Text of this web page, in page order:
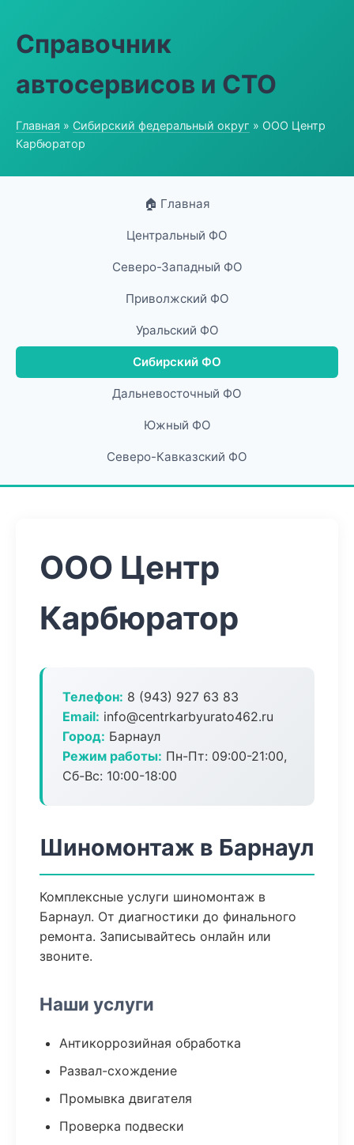
Справочник
автосервисов и СТО
Главная » Сибирский федеральный округ » ООО Центр
Карбюратор
🏠 Главная
Центральный ФО
Северо-Западный ФО
Приволжский ФО
Уральский ФО
Сибирский ФО
Дальневосточный ФО
Южный ФО
Северо-Кавказский ФО
ООО Центр
Карбюратор
Телефон: 8 (943) 927 63 83
Email: info@centrkarbyurato462.ru
Город: Барнаул
Режим работы: Пн-Пт: 09:00-21:00,
Сб-Вс: 10:00-18:00
Шиномонтаж в Барнаул
Комплексные услуги шиномонтаж в
Барнаул. От диагностики до финального
ремонта. Записывайтесь онлайн или
звоните.
Наши услуги
Антикоррозийная обработка
Развал-схождение
Промывка двигателя
Проверка подвески